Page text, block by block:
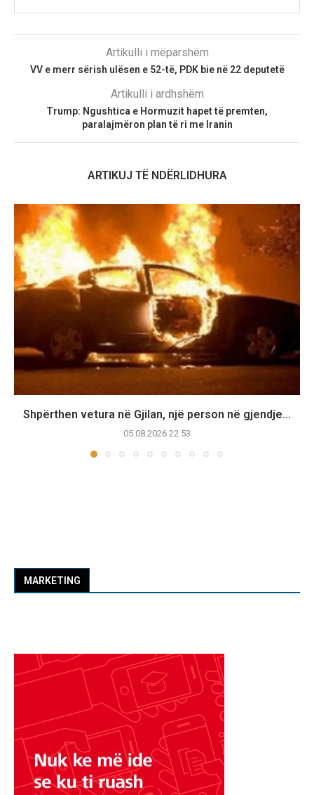
Artikulli i mëparshëm
VV e merr sërish ulësen e 52-të, PDK bie në 22 deputetë
Artikulli i ardhshëm
Trump: Ngushtica e Hormuzit hapet të premten,
paralajmëron plan të ri me Iranin
ARTIKUJ TË NDËRLIDHURA
Shpërthen vetura në Gjilan, një person në gjendje...
05.08.2026 22:53
MARKETING